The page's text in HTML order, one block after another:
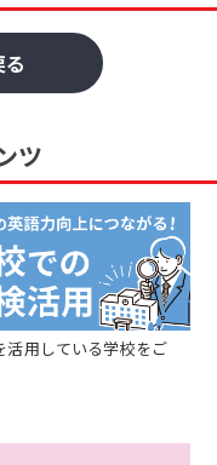
ツ
活用している学校をご